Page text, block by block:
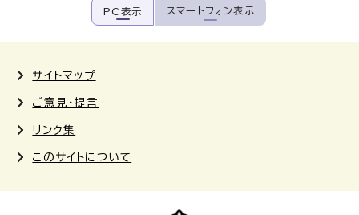
PC表示 スマートフォン表示
サイトマップ
ご意見・提言
リンク集
このサイトについて